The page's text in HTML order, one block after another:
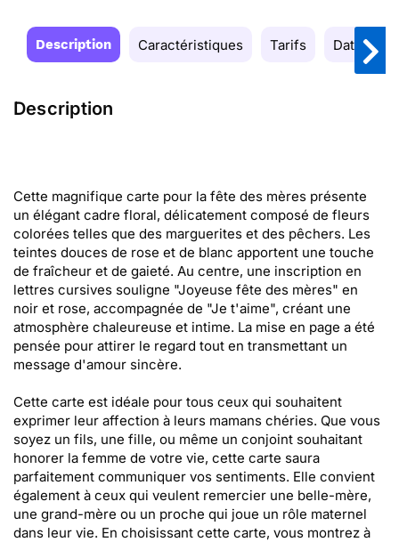
Description Caractéristiques Tarifs Date de
Description
Cette magnifique carte pour la fête des mères présente
un élégant cadre floral, délicatement composé de fleurs
colorées telles que des marguerites et des pêchers. Les
teintes douces de rose et de blanc apportent une touche
de fraîcheur et de gaieté. Au centre, une inscription en
lettres cursives souligne "Joyeuse fête des mères" en
noir et rose, accompagnée de "Je t'aime", créant une
atmosphère chaleureuse et intime. La mise en page a été
pensée pour attirer le regard tout en transmettant un
message d'amour sincère.
Cette carte est idéale pour tous ceux qui souhaitent
exprimer leur affection à leurs mamans chéries. Que vous
soyez un fils, une fille, ou même un conjoint souhaitant
honorer la femme de votre vie, cette carte saura
parfaitement communiquer vos sentiments. Elle convient
également à ceux qui veulent remercier une belle-mère,
une grand-mère ou un proche qui joue un rôle maternel
dans leur vie. En choisissant cette carte, vous montrez à